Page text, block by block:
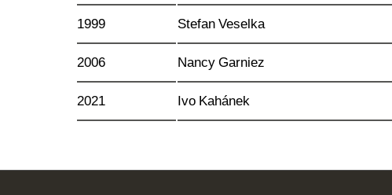
1999 Stefan Veselka
2006 Nancy Garniez
2021 Ivo Kahánek